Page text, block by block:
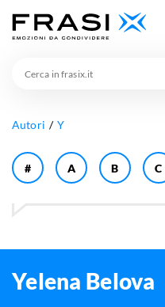
Autori Y
# A B C
Yelena Belova